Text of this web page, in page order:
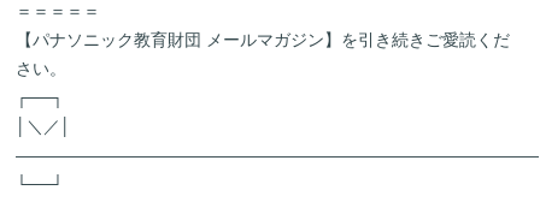
＝＝＝＝＝
【パナソニック教育財団 メールマガジン】を引き続きご愛読くだ
さい。
┌──┐
│＼／│
―――――――――――――――――――――――――――――――
└──┘